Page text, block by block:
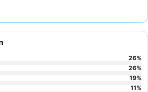
Tag ermöglicht. Die
stets bereit, mit
zu helfen. Für ein ruhigeres
Zimmer mit Gartenblick anfragen.
26%
26%
19%
11%